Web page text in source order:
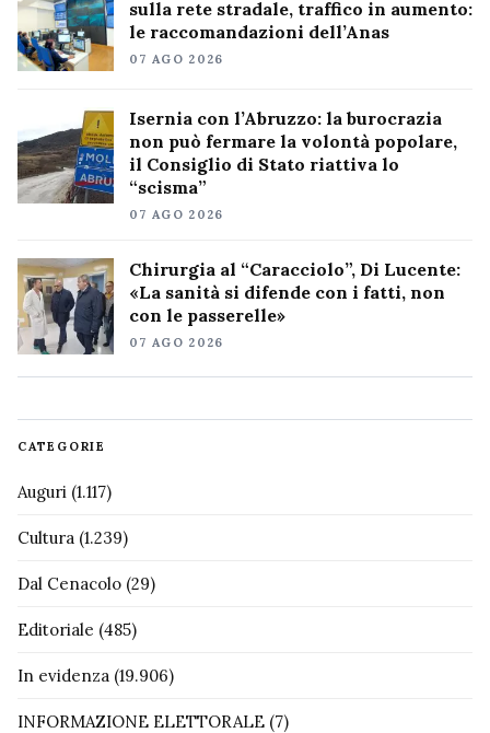
sulla rete stradale, traffico in aumento:
le raccomandazioni dell’Anas
07 AGO 2026
Isernia con l’Abruzzo: la burocrazia
non può fermare la volontà popolare,
il Consiglio di Stato riattiva lo
“scisma”
07 AGO 2026
Chirurgia al “Caracciolo”, Di Lucente:
«La sanità si difende con i fatti, non
con le passerelle»
07 AGO 2026
CATEGORIE
Auguri (1.117)
Cultura (1.239)
Dal Cenacolo (29)
Editoriale (485)
In evidenza (19.906)
INFORMAZIONE ELETTORALE (7)